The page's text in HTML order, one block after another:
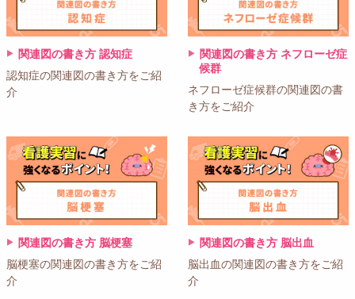
関連図の書き方 認知症
認知症の関連図の書き方をご紹
介
関連図の書き方 ネフローゼ症
候群
ネフローゼ症候群の関連図の書
き方をご紹介
関連図の書き方 脳梗塞
脳梗塞の関連図の書き方をご紹
介
関連図の書き方 脳出血
脳出血の関連図の書き方をご紹
介